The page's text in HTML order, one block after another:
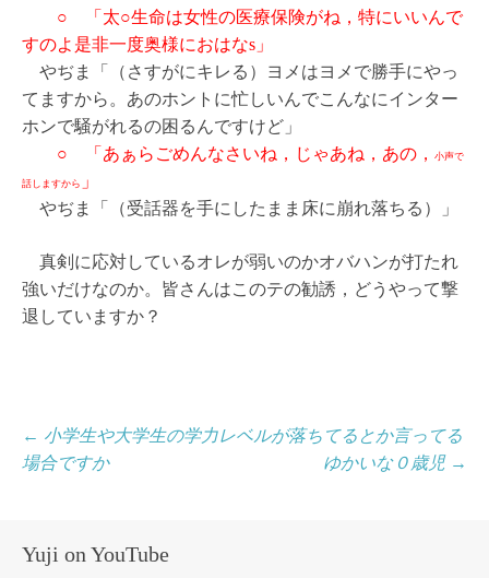
○ 「太○生命は女性の医療保険がね，特にいいんで
すのよ是非一度奥様におはなs」
やぢま「（さすがにキレる）ヨメはヨメで勝手にやっ
てますから。あのホントに忙しいんでこんなにインター
ホンで騒がれるの困るんですけど」
○ 「あぁらごめんなさいね，じゃあね，あの，
小声で
話しますから 」
やぢま「（受話器を手にしたまま床に崩れ落ちる）」
真剣に応対しているオレが弱いのかオバハンが打たれ
強いだけなのか。皆さんはこのテの勧誘，どうやって撃
退していますか？
投
稿
ビ
← 小学生や大学生の学力レベルが落ちてるとか言ってる
場合ですか
ゆかいな０歳児 →
Yuji on YouTube